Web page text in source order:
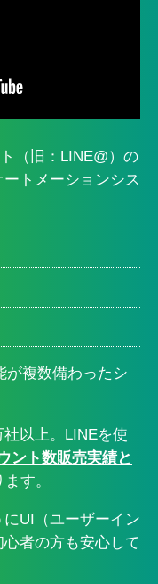
（旧：LINE@）の
トメーションシス
が複数備わったシ
以上。LINEを使
ント数販売実績と
す。
UI（ユーザーイン
者の方も安心して